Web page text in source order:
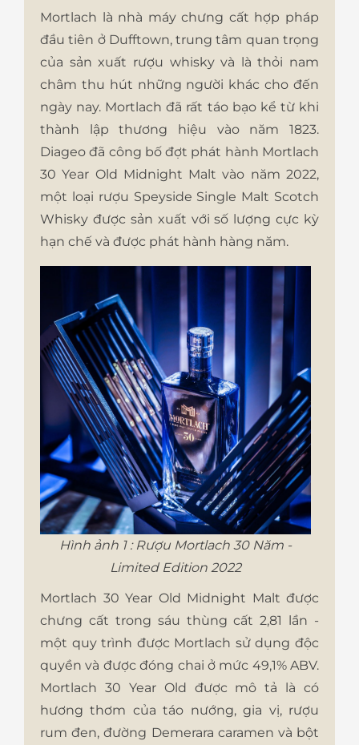
Mortlach là nhà máy chưng cất hợp pháp
đầu tiên ở Dufftown, trung tâm quan trọng
của sản xuất rượu whisky và là thỏi nam
châm thu hút những người khác cho đến
ngày nay. Mortlach đã rất táo bạo kể từ khi
thành lập thương hiệu vào năm 1823.
Diageo đã công bố đợt phát hành Mortlach
30 Year Old Midnight Malt vào năm 2022,
một loại rượu Speyside Single Malt Scotch
Whisky được sản xuất với số lượng cực kỳ
hạn chế và được phát hành hàng năm.
Hình ảnh 1 : Rượu Mortlach 30 Năm -
Limited Edition 2022
Mortlach 30 Year Old Midnight Malt được
chưng cất trong sáu thùng cất 2,81 lần -
một quy trình được Mortlach sử dụng độc
quyền và được đóng chai ở mức 49,1% ABV.
Mortlach 30 Year Old được mô tả là có
hương thơm của táo nướng, gia vị, rượu
rum đen, đường Demerara caramen và bột